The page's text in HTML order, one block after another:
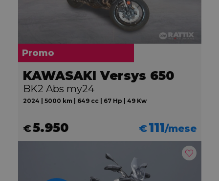
Promo
KAWASAKI Versys 650
BK2 Abs my24
2024 | 5000 km | 649 cc | 67 Hp | 49 Kw
€5.950 €111/mese